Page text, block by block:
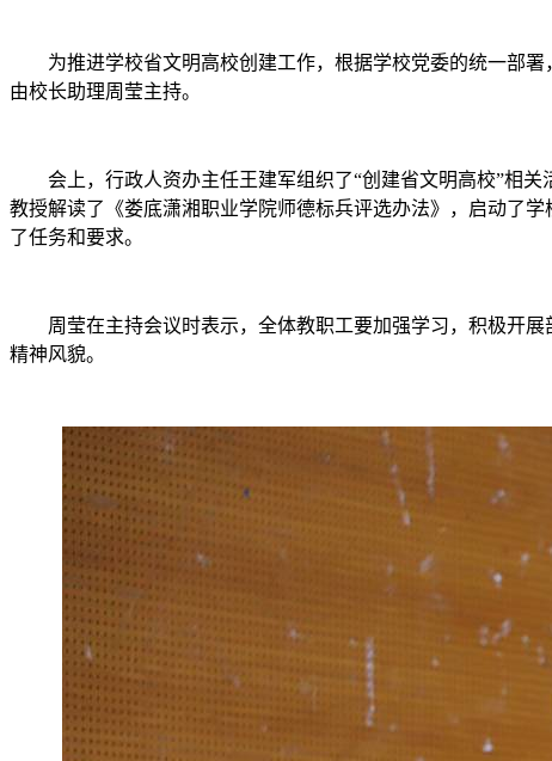
为推进学校省文明高校创建工作，根据学校党委的统一部
由校长助理周莹主持。
会上，行政人资办主任王建军组织了“创建省文明高校”相
教授解读了《娄底潇湘职业学院师德标兵评选办法》，启动了
了任务和要求。
周莹在主持会议时表示，全体教职工要加强学习，积极开
精神风貌。